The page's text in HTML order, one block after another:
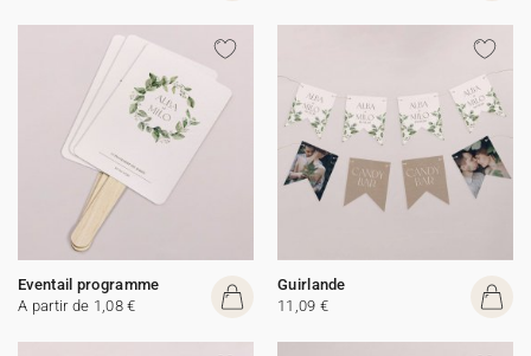
Eventail programme
A partir de 1,08 €
Guirlande
11,09 €